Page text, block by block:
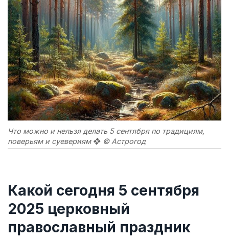
Что можно и нельзя делать 5 сентября по традициям,
поверьям и суевериям ❖ © Астрогод
Какой сегодня 5 сентября
2025 церковный
православный праздник